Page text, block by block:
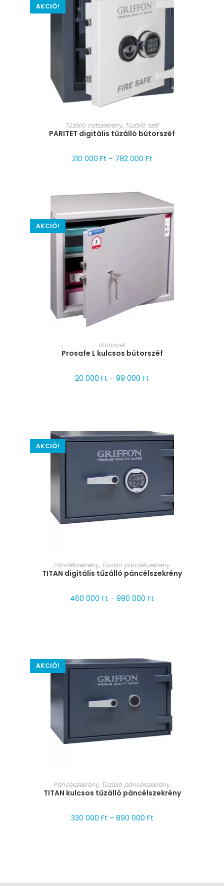
AKCIÓ!
MÉRET VÁLASZTÁSA
Tűzálló iratszekrény, Tűzálló széf
PARITET digitális tűzálló bútorszéf
210 000 Ft – 782 000 Ft
AKCIÓ!
MÉRET VÁLASZTÁSA
Bútorszéf
Prosafe L kulcsos bútorszéf
20 000 Ft – 99 000 Ft
AKCIÓ!
MÉRET VÁLASZTÁSA
Páncélszekrény, Tűzálló páncélszekrény
TITAN digitális tűzálló páncélszekrény
460 000 Ft – 990 000 Ft
AKCIÓ!
MÉRET VÁLASZTÁSA
Páncélszekrény, Tűzálló páncélszekrény
TITAN kulcsos tűzálló páncélszekrény
330 000 Ft – 890 000 Ft